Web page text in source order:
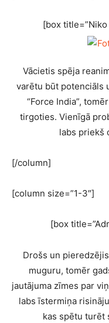
[box
Vācietis spēja
varētu būt potenciāls
“Force India”,
tirgoties. Vienīgā
labs priekš
[/column]
[column size=”1-3″]
[box
Drošs un
muguru, tomēr
jautājuma zīmes par
labs īstermiņa
kas spētu turēt